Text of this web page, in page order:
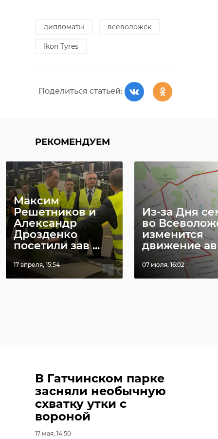
дипломаты всеволожск
Ikon Tyres
Поделиться статьей:
РЕКОМЕНДУЕМ
Максим
Решетников и
Александр
Дрозденко
посетили зав ...
17 апреля, 15:54
Из-за Дня
во
изменится
движение ав
07 июля, 16:02
В Гатчинском парке
засняли необычную
схватку утки с
вороной
17 мая, 14:50